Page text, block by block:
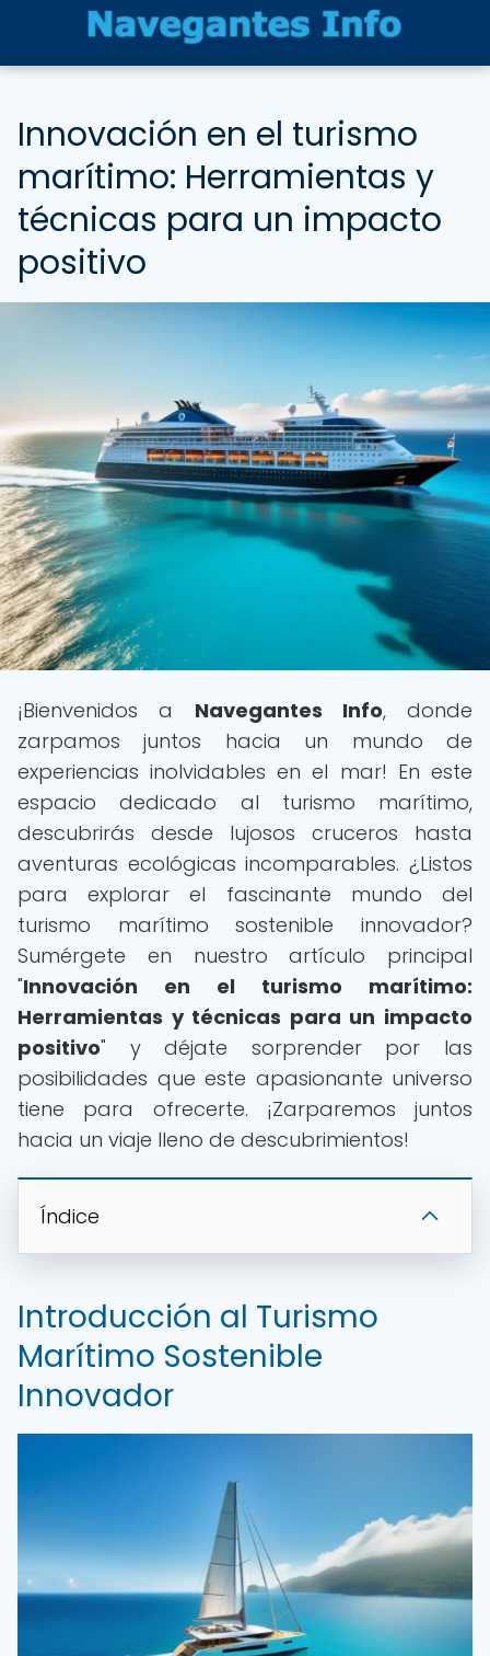
Innovación en el turismo
marítimo: Herramientas y
técnicas para un impacto
positivo
¡Bienvenidos a Navegantes Info, donde
zarpamos juntos hacia un mundo de
experiencias inolvidables en el mar! En este
espacio dedicado al turismo marítimo,
descubrirás desde lujosos cruceros hasta
aventuras ecológicas incomparables. ¿Listos
para explorar el fascinante mundo del
turismo marítimo sostenible innovador?
Sumérgete en nuestro artículo principal
"Innovación en el turismo marítimo:
Herramientas y técnicas para un impacto
positivo" y déjate sorprender por las
posibilidades que este apasionante universo
tiene para ofrecerte. ¡Zarparemos juntos
hacia un viaje lleno de descubrimientos!
Índice
Introducción al Turismo
Marítimo Sostenible
Innovador